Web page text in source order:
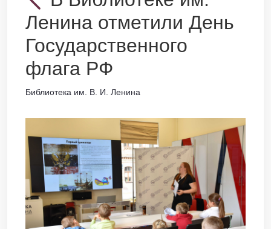
Ленина отметили День
Государственного
флага РФ
Библиотека им. В. И. Ленина